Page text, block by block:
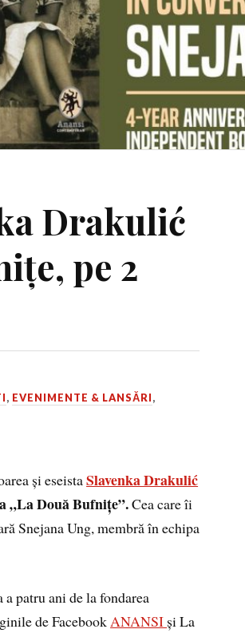
Drakulić
pe 2
, EVENIMENTE & LANSĂRI,
și eseistaSlavenka Drakulić
„La Două Bufnițe”.Cea care îi
Snejana Ung, membră în echipa
patru ani de la fondarea
de Facebook ANANSI și La